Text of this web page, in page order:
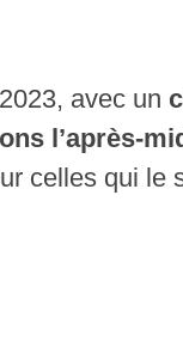
avec un
l’après-
celles qui